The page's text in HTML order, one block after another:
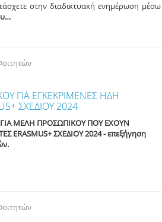
στην διαδικτυακή ενημέρωση μέσω
ΓΙΑ ΕΓΚΕΚΡΙΜΕΝΕΣ ΗΔΗ
ΣΧΕΔΙΟΥ 2024
ΜΕΛΗ ΠΡΟΣΩΠΙΚΟΥ ΠΟΥ ΕΧΟΥΝ
ERASMUS+ ΣΧΕΔΙΟΥ 2024 - επεξήγηση